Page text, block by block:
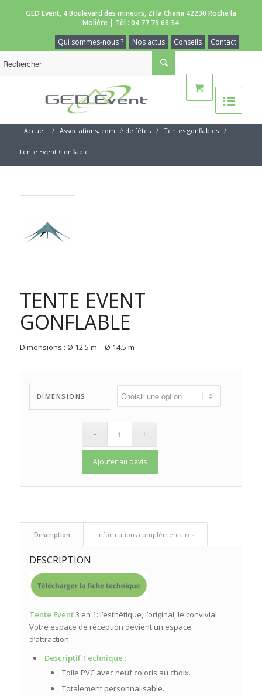
GED Event, 4 Boulevard des mineurs, ZI la Chana 42230 Roche la
Molière | Tèl :04 77 79 68 34
Contact
Conseils
Nos actus
Qui sommes-nous ?
Accueil / Associations, comité de fêtes / Tentes gonflables /
Tente Event Gonflable
TENTE EVENT
GONFLABLE
Dimensions : Ø 12.5 m – Ø 14.5 m
DIMENSIONS
Ajouter au devis
Description Informations complémentaires
DESCRIPTION
Tente Event3 en 1: l’esthétique, l’original, le convivial.
Votre espace de réception devient un espace
d’attraction.
Descriptif Technique :
Toile PVC avec neuf coloris au choix.
Totalement personnalisable.